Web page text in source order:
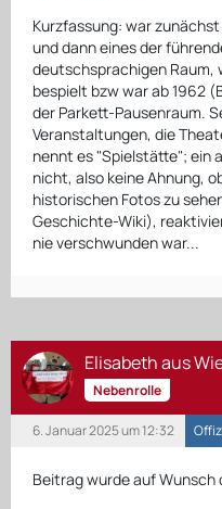
Kurzfassung: war
und dann eines der
deutschsprachigen Raum,
bespielt bzw war ab 1962
der Parkett-Pausenraum.
Veranstaltungen, die
nennt es "Spielstätte"; ein
nicht, also keine Ahnung,
historischen Fotos zu
Geschichte-Wiki),
nie verschwunden war...
Elisabeth aus
Nebenrolle
6. Januar 2025 um 12:32
Beitrag wurde auf